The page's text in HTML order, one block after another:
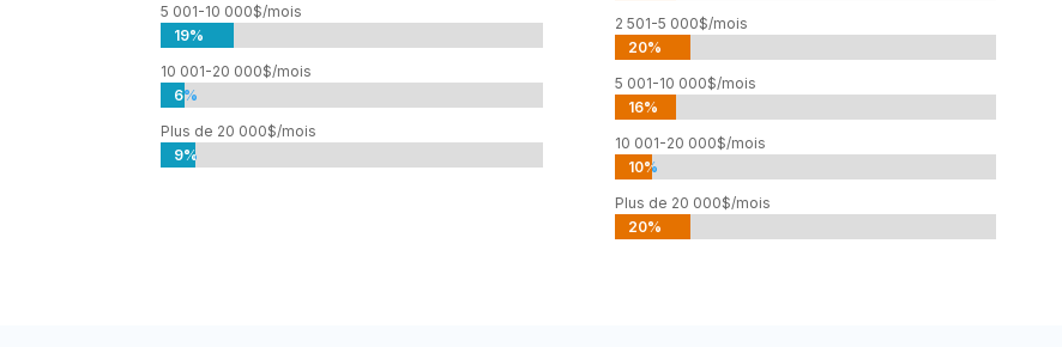
5 001-10 000$/mois
19%
19%
10 001-20 000$/mois
6%
6%
Plus de 20 000$/mois
9%
9%
2 501-5 000$/mois
20%
20%
5 001-10 000$/mois
16%
16%
10 001-20 000$/mois
10%
10%
Plus de 20 000$/mois
20%
20%